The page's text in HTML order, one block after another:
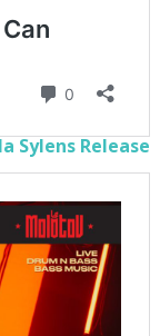
Sylens Release